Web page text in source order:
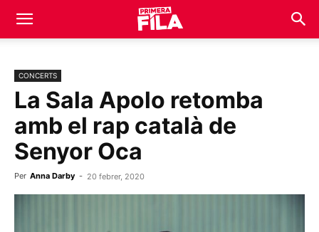
CONCERTS
La Sala Apolo retomba
amb el rap català de
Senyor Oca
Per Anna Darby - 20 febrer, 2020